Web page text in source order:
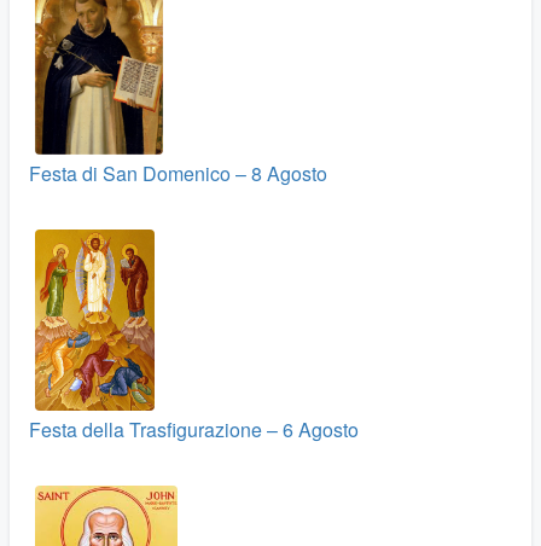
Festa di San Domenico – 8 Agosto
Festa della Trasfigurazione – 6 Agosto